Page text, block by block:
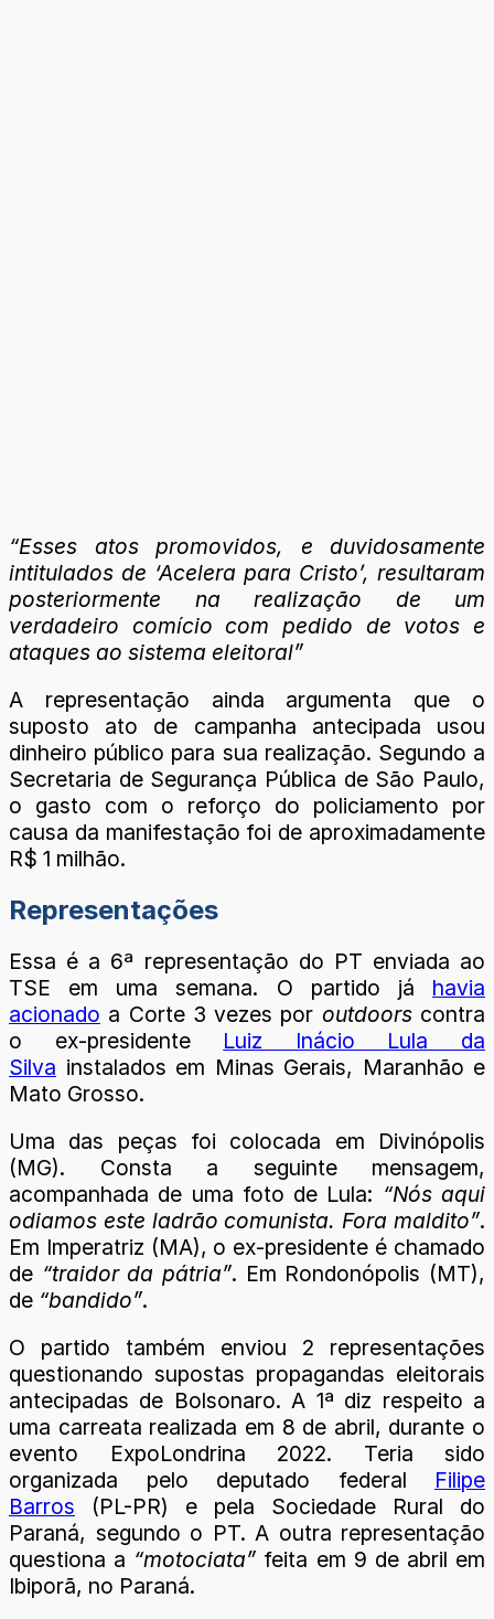
“Esses atos promovidos, e duvidosamente
intitulados de ‘Acelera para Cristo’, resultaram
posteriormente na realização de um
verdadeiro comício com pedido de votos e
ataques ao sistema eleitoral”
A representação ainda argumenta que o
suposto ato de campanha antecipada usou
dinheiro público para sua realização. Segundo a
Secretaria de Segurança Pública de São Paulo,
o gasto com o reforço do policiamento por
causa da manifestação foi de aproximadamente
R$ 1 milhão.
Representações
Essa é a 6ª representação do PT enviada ao
TSE em uma semana. O partido já havia
acionado a Corte 3 vezes por outdoorscontra
o ex-presidente Luiz Inácio Lula da
Silva instalados em Minas Gerais, Maranhão e
Mato Grosso.
Uma das peças foi colocada em Divinópolis
(MG). Consta a seguinte mensagem,
acompanhada de uma foto de Lula: “Nós aqui
odiamos este ladrão comunista. Fora maldito”.
Em Imperatriz (MA), o ex-presidente é chamado
de “traidor da pátria”. Em Rondonópolis (MT),
de “bandido”.
O partido também enviou 2 representações
questionando supostas propagandas eleitorais
antecipadas de Bolsonaro. A 1ª diz respeito a
uma carreata realizada em 8 de abril, durante o
evento ExpoLondrina 2022. Teria sido
organizada pelo deputado federal Filipe
Barros (PL-PR) e pela Sociedade Rural do
Paraná, segundo o PT. A outra representação
questiona a “motociata” feita em 9 de abril em
Ibiporã, no Paraná.